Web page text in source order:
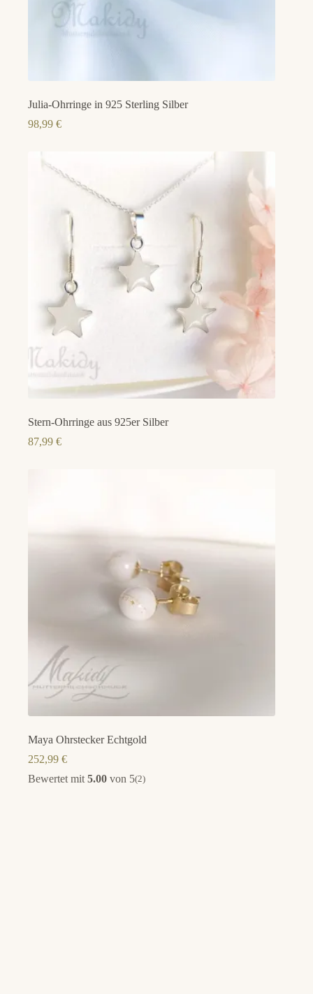
Julia-Ohrringe in 925 Sterling Silber
98,99 €
Stern-Ohrringe aus 925er Silber
87,99 €
Maya Ohrstecker Echtgold
252,99 €
Bewertet mit 5.00 von 5(2)